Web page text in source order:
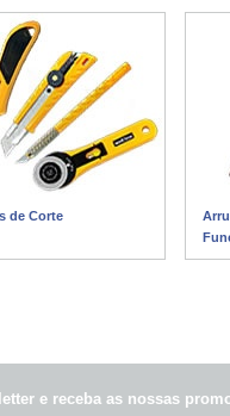
de Corte
e receba as nossas